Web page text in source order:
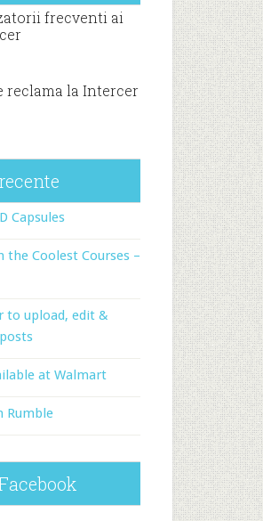
frecventi ai
reclama la Intercer
Capsules
the Coolest Courses –
to upload, edit &
at Walmart
Rumble